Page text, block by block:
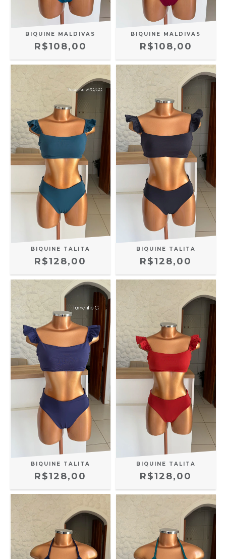
BIQUINE MALDIVAS
R$108,00
BIQUINE MALDIVAS
R$108,00
BIQUINE TALITA
R$128,00
BIQUINE TALITA
R$128,00
BIQUINE TALITA
R$128,00
BIQUINE TALITA
R$128,00